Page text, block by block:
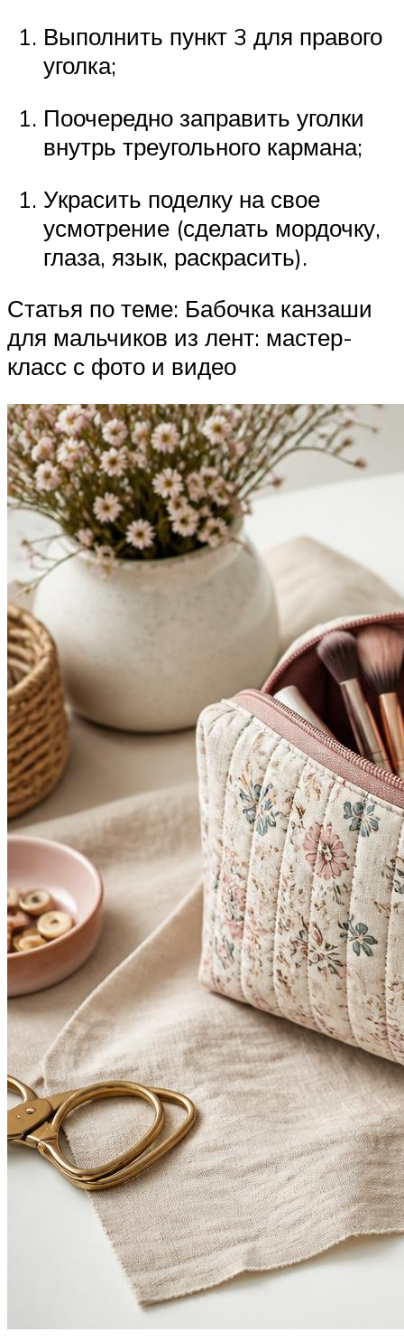
Выполнить пункт 3 для правого
уголка;
Поочередно заправить уголки
внутрь треугольного кармана;
Украсить поделку на свое
усмотрение (сделать мордочку,
глаза, язык, раскрасить).
Статья по теме: Бабочка канзаши
для мальчиков из лент: мастер-
класс с фото и видео